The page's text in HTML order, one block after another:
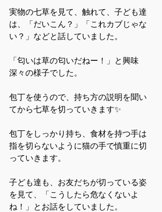
実物の七草を見て、触れて、子ども達
は、「だいこん？」「これカブじゃな
い？」などと話していました。
「匂いは草の匂いだねー！」と興味
深々の様子でした。
包丁を使うので、持ち方の説明を聞い
てから七草を切っていきます✨
包丁をしっかり持ち、食材を持つ手は
指を切らないように猫の手で慎重に切
っていきます。
子ども達も、お友だちが切っている姿
を見て、「こうしたら危なくないよ
ね！」とお話をしていました。